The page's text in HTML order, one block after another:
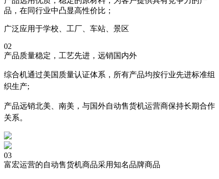
品，在同行业中凸显高性价比；
广泛应用于学校、工厂、车站、景区
02
产品质量稳定，工艺先进，远销国内外
综合机通过美国质量认证体系，所有产品均按行业先进标准组
织生产;
产品远销北美、南美，与国外自动售货机运营商保持长期合作
关系。
03
富宏运营的自动售货机商品采用知名品牌商品